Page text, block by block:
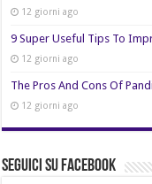
12 giorni ago
9 Super Useful Tips To
12 giorni ago
The Pros And Cons Of
12 giorni ago
Seguici su Facebook